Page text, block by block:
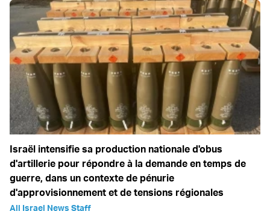
Israël intensifie sa production nationale d'obus
d'artillerie pour répondre à la demande en temps de
guerre, dans un contexte de pénurie
d'approvisionnement et de tensions régionales
All Israel News Staff